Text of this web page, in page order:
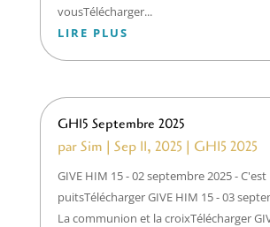
vousTélécharger...
LIRE PLUS
GH15 Septembre 2025
parSim | Sep 11, 2025| GH15 2025
GIVE HIM 15 - 02 septembre 2025 -
puitsTélécharger GIVE HIM 15 - 03
La communion et la croixTélécharger